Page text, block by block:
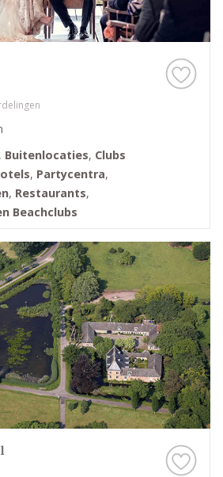
, Buitenlocaties, Clubs
, Partycentra,
, Restaurants,
Beachclubs